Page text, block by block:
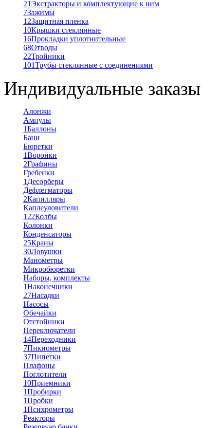
21Экстракторы и комплектующие к ним
7Зажимы
12Защитная пленка
10Крышки стеклянные
16Прокладки уплотнительные
68Отводы
22Тройники
101Трубы стеклянные с соединениями
Индивидуальные заказы
Алонжи
Ампулы
1Баллоны
Бани
Бюретки
1Воронки
2Графины
Гребенки
1 Десорберы
Дефлегматоры
2Капилляры
Каплеуловители
122Колбы
Колонки
Конденсаторы
25Краны
30Ловушки
Манометры
Микробюретки
Наборы, комплекты
1Наконечники
27Насадки
Насосы
Обечайки
Отстойники
Переключатели
14Переходники
7Пикнометры
37Пипетки
Плафоны
Поглотители
10Приемники
1Пробирки
1Пробки
1Психрометры
Реакторы